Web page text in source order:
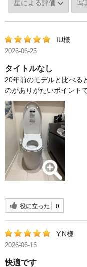
IU様
2026-06-25
タイトルなし
20年前のモデルと比べる
のがありがたいポイント
役に立った 0
Y.N様
2026-06-16
快適です